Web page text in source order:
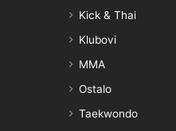
Kick & Thai
Klubovi
MMA
Ostalo
Taekwondo